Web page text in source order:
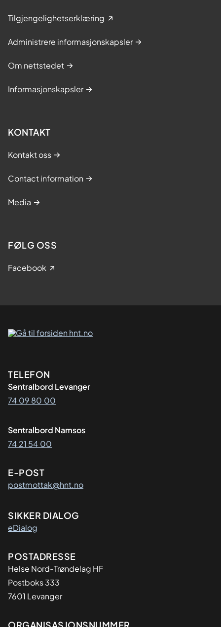
Tilgjengelighetserklæring
Administrere informasjonskapsler
Om nettstedet
Informasjonskapsler
KONTAKT
Kontakt oss
Contact information
Media
FØLG OSS
Facebook
Kontaktinformasjon
TELEFON
Sentralbord Levanger
74 09 80 00
Sentralbord Namsos
74 21 54 00
E-POST
postmottak@hnt.no
SIKKER DIALOG
eDialog
Adresse
POSTADRESSE
Helse Nord-Trøndelag HF
Postboks 333
7601 Levanger
ORGANISASJONSNUMMER